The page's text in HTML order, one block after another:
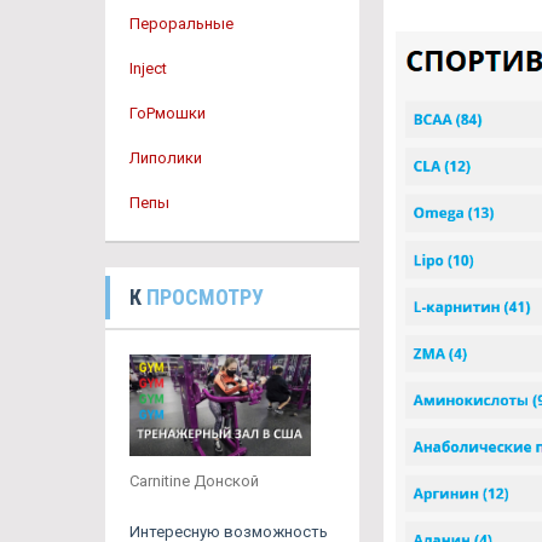
Пероральные
Inject
ГоРмошки
Липолики
Пепы
К ПРОСМОТРУ
Carnitine Донской
Интересную возможность